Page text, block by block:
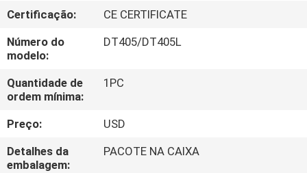
EXCURSÃO
DA
FÁBRICA
CONTROLE
DA
QUALIDADE
Certificação:
CE CERTIFICATE
Número do
modelo:
DT405/DT405L
Quantidade de
ordem mínima:
1PC
Preço:
USD
Detalhes da
embalagem:
PACOTE NA CAIXA